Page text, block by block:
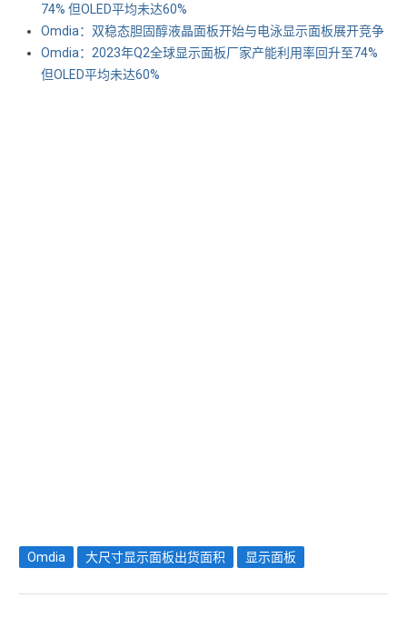
74% 但OLED平均未达60%
Omdia：双稳态胆固醇液晶面板开始与电泳显示面板展开竞争
Omdia：2023年Q2全球显示面板厂家产能利用率回升至74%
但OLED平均未达60%
Omdia 大尺寸显示面板出货面积 显示面板